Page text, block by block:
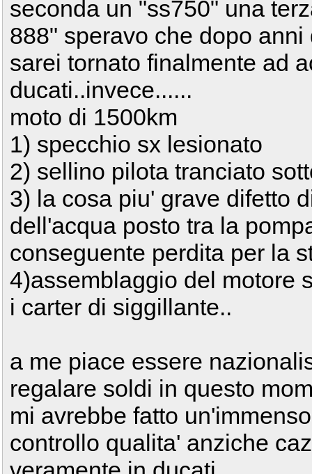
seconda un "ss750" una
888" speravo che dopo
sarei tornato finalmente ad
ducati..invece......
moto di 1500km
1) specchio sx lesionato
2) sellino pilota tranciato
3) la cosa piu' grave difetto
dell'acqua posto tra la
conseguente perdita per la
4)assemblaggio del motore
i carter di siggillante..
a me piace essere
regalare soldi in questo
mi avrebbe fatto
controllo qualita' anziche